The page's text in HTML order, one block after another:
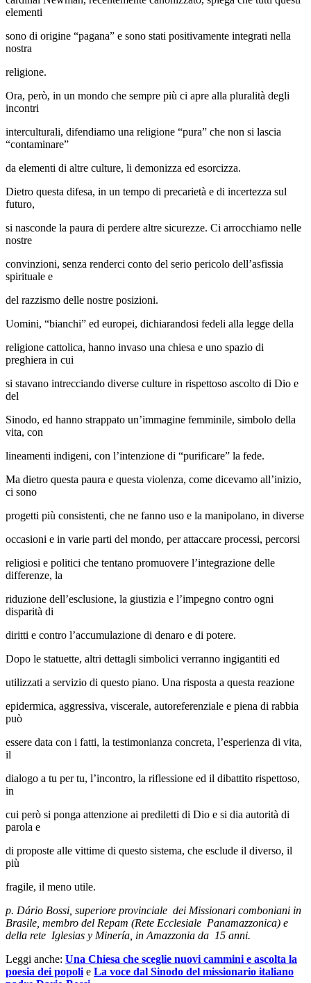
elementi
sono di origine “pagana” e sono stati positivamente integrati nella
nostra
religione.
Ora, però, in un mondo che sempre più ci apre alla pluralità degli
incontri
interculturali, difendiamo una religione “pura” che non si lascia
“contaminare”
da elementi di altre culture, li demonizza ed esorcizza.
Dietro questa difesa, in un tempo di precarietà e di incertezza sul
futuro,
si nasconde la paura di perdere altre sicurezze. Ci arrocchiamo nelle
nostre
convinzioni, senza renderci conto del serio pericolo dell’asfissia
spirituale e
del razzismo delle nostre posizioni.
Uomini, “bianchi” ed europei, dichiarandosi fedeli alla legge della
religione cattolica, hanno invaso una chiesa e uno spazio di
preghiera in cui
si stavano intrecciando diverse culture in rispettoso ascolto di Dio e
del
Sinodo, ed hanno strappato un’immagine femminile, simbolo della
vita, con
lineamenti indigeni, con l’intenzione di “purificare” la fede.
Ma dietro questa paura e questa violenza, come dicevamo all’inizio,
ci sono
progetti più consistenti, che ne fanno uso e la manipolano, in diverse
occasioni e in varie parti del mondo, per attaccare processi, percorsi
religiosi e politici che tentano promuovere l’integrazione delle
differenze, la
riduzione dell’esclusione, la giustizia e l’impegno contro ogni
disparità di
diritti e contro l’accumulazione di denaro e di potere.
Dopo le statuette, altri dettagli simbolici verranno ingigantiti ed
utilizzati a servizio di questo piano. Una risposta a questa reazione
epidermica, aggressiva, viscerale, autoreferenziale e piena di rabbia
può
essere data con i fatti, la testimonianza concreta, l’esperienza di vita,
il
dialogo a tu per tu, l’incontro, la riflessione ed il dibattito rispettoso,
in
cui però si ponga attenzione ai prediletti di Dio e si dia autorità di
parola e
di proposte alle vittime di questo sistema, che esclude il diverso, il
più
fragile, il meno utile.
p. Dário Bossi, superiore provinciale dei Missionari comboniani in
Brasile, membro del Repam (Rete Ecclesiale Panamazzonica) e
della rete Iglesias y Minería, in Amazzonia da 15 anni.
Leggi anche: Una Chiesa che sceglie nuovi cammini e ascolta la
poesia dei popoli e La voce dal Sinodo del missionario italiano